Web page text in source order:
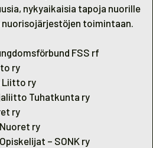
nykyaikaisia tapoja nuorille
toimintaan.
FSS rf
ry
Liitto ry
Tuhatkunta ry
ry
ry
– SONK ry